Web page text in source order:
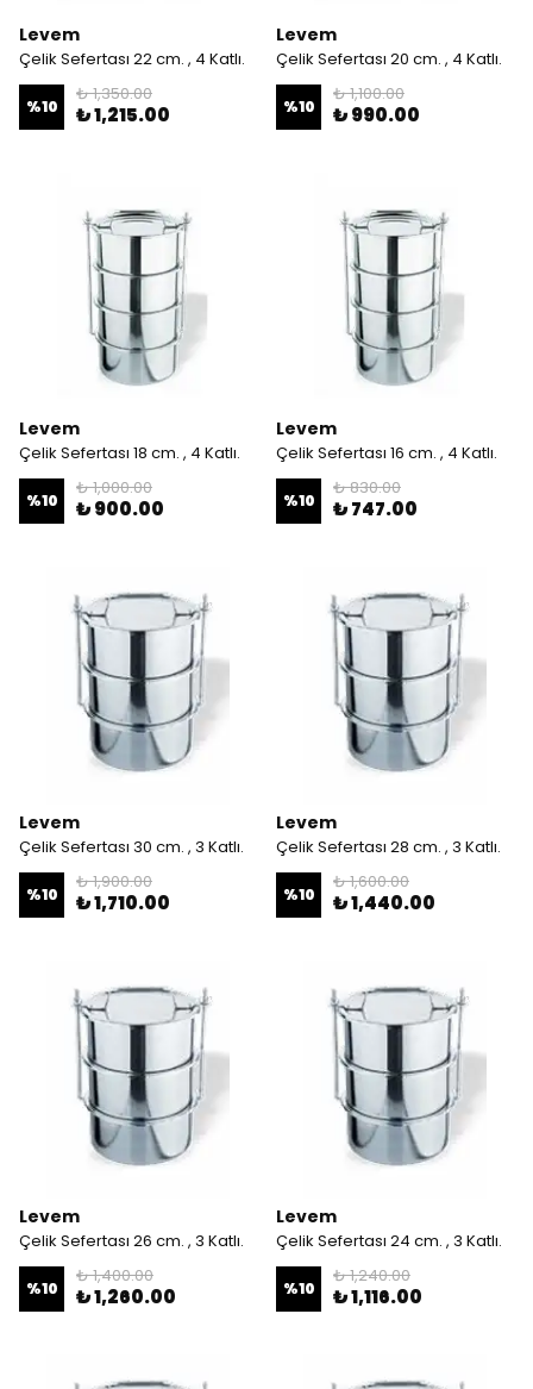
Levem
Çelik Sefertası 22 cm. , 4 Katlı.
%10
₺ 1,350.00
₺ 1,215.00
Levem
Çelik Sefertası 20 cm. , 4 Katlı.
%10
₺ 1,100.00
₺ 990.00
Levem
Çelik Sefertası 18 cm. , 4 Katlı.
%10
₺ 1,000.00
₺ 900.00
Levem
Çelik Sefertası 16 cm. , 4 Katlı.
%10
₺ 830.00
₺ 747.00
Levem
Çelik Sefertası 30 cm. , 3 Katlı.
%10
₺ 1,900.00
₺ 1,710.00
Levem
Çelik Sefertası 28 cm. , 3 Katlı.
%10
₺ 1,600.00
₺ 1,440.00
Levem
Çelik Sefertası 26 cm. , 3 Katlı.
%10
₺ 1,400.00
₺ 1,260.00
Levem
Çelik Sefertası 24 cm. , 3 Katlı.
%10
₺ 1,240.00
₺ 1,116.00